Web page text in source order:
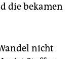
die bekamen
nicht